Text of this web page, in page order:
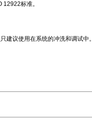
标准。
议使用在系统的冲洗和调试中。